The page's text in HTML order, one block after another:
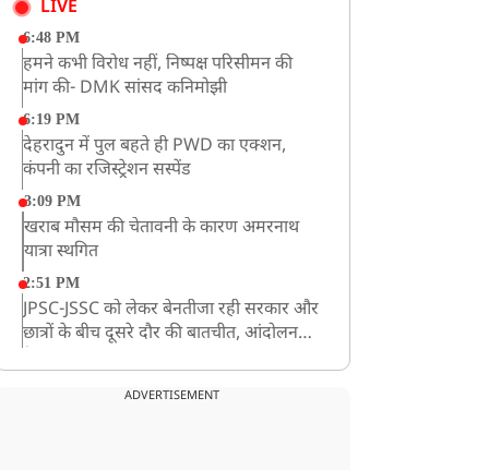
LIVE
6:48 PM
हमने कभी विरोध नहीं, निष्पक्ष परिसीमन की
मांग की- DMK सांसद कनिमोझी
6:19 PM
देहरादुन में पुल बहते ही PWD का एक्शन,
कंपनी का रजिस्ट्रेशन सस्पेंड
3:09 PM
खराब मौसम की चेतावनी के कारण अमरनाथ
यात्रा स्थगित
2:51 PM
JPSC-JSSC को लेकर बेनतीजा रही सरकार और
छात्रों के बीच दूसरे दौर की बातचीत, आंदोलन
प्रयागराज पहुंचे राहुल गांधी, ‘छात्रों की गूंज’
ADVERTISEMENT